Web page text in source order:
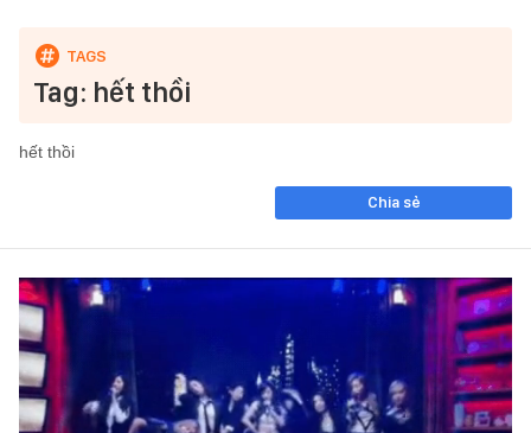
Tag: hết thồi
hết thồi
Chia sẻ